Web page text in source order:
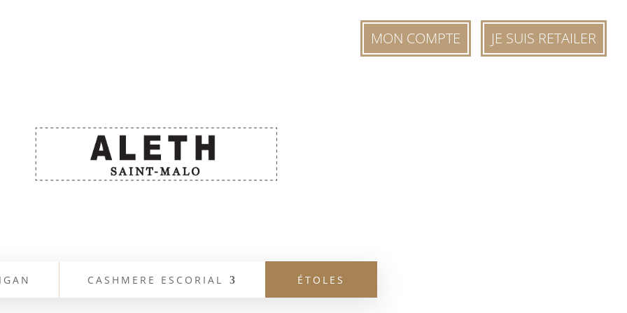
MON COMPTE JE SUIS RETAILER
CASHMERE ESCORIAL ÉTOLES